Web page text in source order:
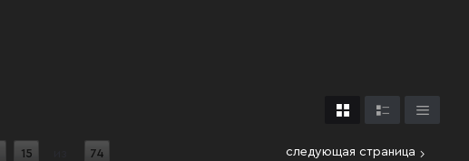
15 74 следующая страница